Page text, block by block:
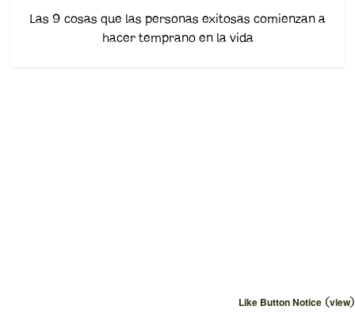
Las 9 cosas que las personas exitosas comienzan a
hacer temprano en la vida
Like Button Notice (view)